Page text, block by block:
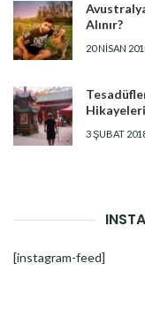
Alınır?
20 NISAN
Hikayeleri
3 ŞUBAT
[instagram-feed]